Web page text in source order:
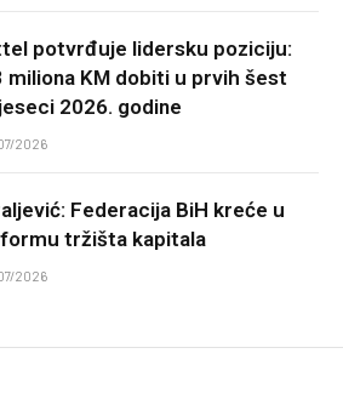
potvrđuje lidersku poziciju:
miliona KM dobiti u prvih šest
2026. godine
2026
Federacija BiH kreće u
tržišta kapitala
2026